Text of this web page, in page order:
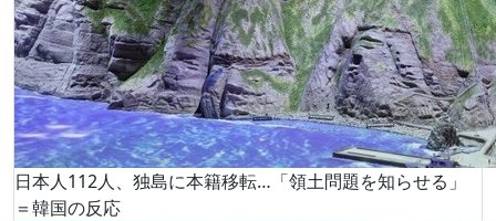
日本人112人、独島に本籍移転…「領土問題を知らせる」
＝韓国の反応